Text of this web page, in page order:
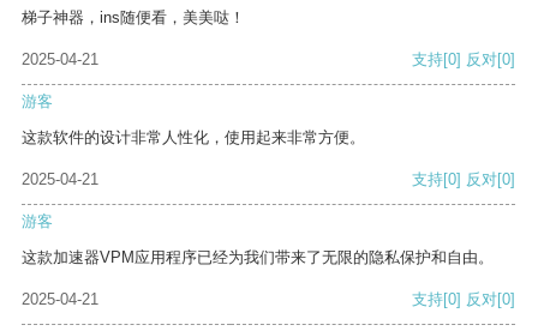
梯子神器，ins随便看，美美哒！
2025-04-21 支持[0] 反对[0]
游客
这款软件的设计非常人性化，使用起来非常方便。
2025-04-21 支持[0] 反对[0]
游客
这款加速器VPM应用程序已经为我们带来了无限的隐私保护和自由。
2025-04-21 支持[0] 反对[0]